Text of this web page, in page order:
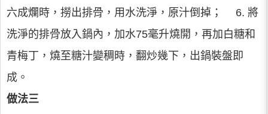
六成爛時，撈出排骨，用水洗淨，原汁倒掉； 6. 將
洗淨的排骨放入鍋內，加水75毫升燒開，再加白糖和
青梅丁，燒至糖汁變稠時，翻炒幾下，出鍋裝盤即
成。
做法三